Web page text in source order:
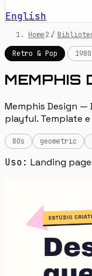
English
Home /
Retro & Pop
MEMPHIS
Memphis Design —
playful. Template
80s geometric
Uso: Landing